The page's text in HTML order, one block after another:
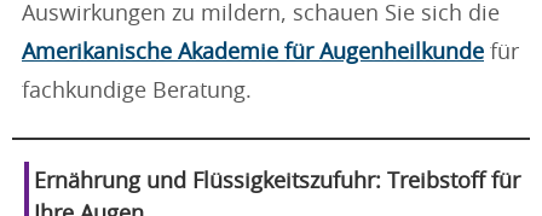
Auswirkungen zu mildern, schauen Sie sich die
Amerikanische Akademie für Augenheilkunde für
fachkundige Beratung.
Ernährung und Flüssigkeitszufuhr: Treibstoff für